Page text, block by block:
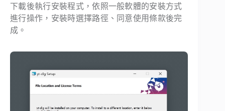
下載後執行安裝程式，依照一般軟體的安裝方式
進行操作，安裝時選擇路徑、同意使用條款後完
成。